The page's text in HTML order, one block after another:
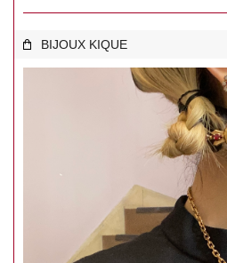
BIJOUX KIQUE